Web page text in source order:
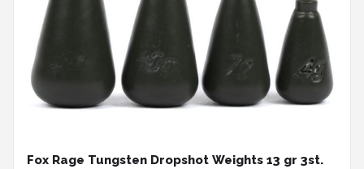
Fox Rage Tungsten Dropshot Weights 13 gr 3st.